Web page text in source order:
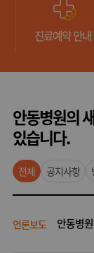
진료예약 안내
안동병원의
있습니다.
전체 공지사항
언론보도
안동병